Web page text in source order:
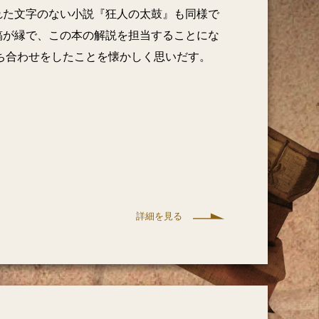
文字のない小説『狂人の太鼓』も同様で
縁で、この本の解説を担当することにな
わせをしたことを懐かしく思いだす。
詳細を見る